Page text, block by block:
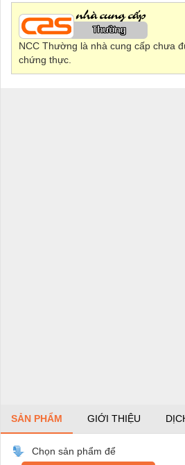
NCC Thường là nhà cung cấp chưa
chứng thực.
SẢN PHẨM GIỚI THIỆU
Chọn sản phẩm để